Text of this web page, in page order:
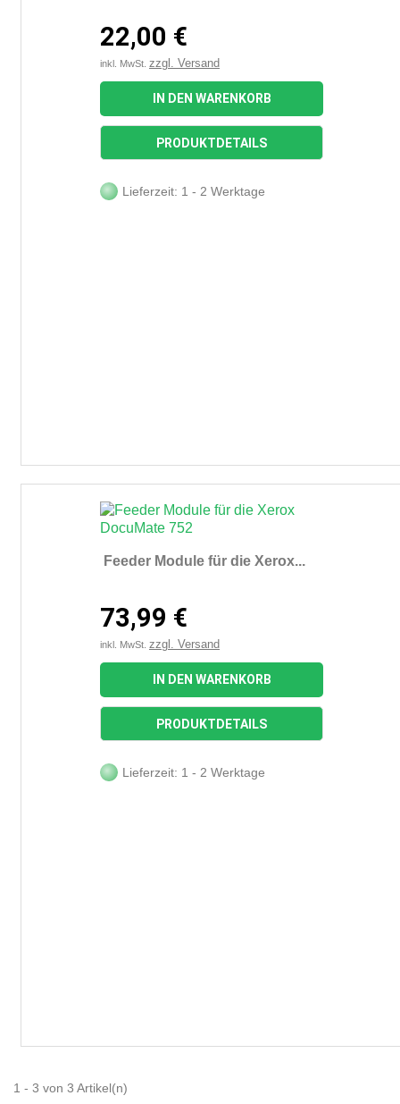
22,00 €
inkl. MwSt. zzgl. Versand
IN DEN WARENKORB
PRODUKTDETAILS
Lieferzeit: 1 - 2 Werktage
Feeder Module für die Xerox...
73,99 €
inkl. MwSt. zzgl. Versand
IN DEN WARENKORB
PRODUKTDETAILS
Lieferzeit: 1 - 2 Werktage
1 - 3 von 3 Artikel(n)